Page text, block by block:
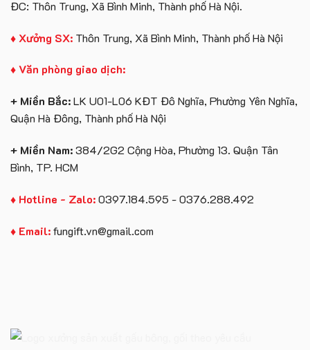
ĐC: Thôn Trung, Xã Bình Minh, Thành phố Hà Nội.
♦ Xưởng SX: Thôn Trung, Xã Bình Minh, Thành phố Hà Nội
♦ Văn phòng giao dịch:
+ Miền Bắc:LK U01-L06 KĐT Đô Nghĩa, Phường Yên Nghĩa,
Quận Hà Đông, Thành phố Hà Nội
+ Miền Nam:384/2G2 Cộng Hòa, Phường 13. Quận Tân
Bình, TP. HCM
♦ Hotline - Zalo:0397.184.595 - 0376.288.492
♦ Email:fungift.vn@gmail.com